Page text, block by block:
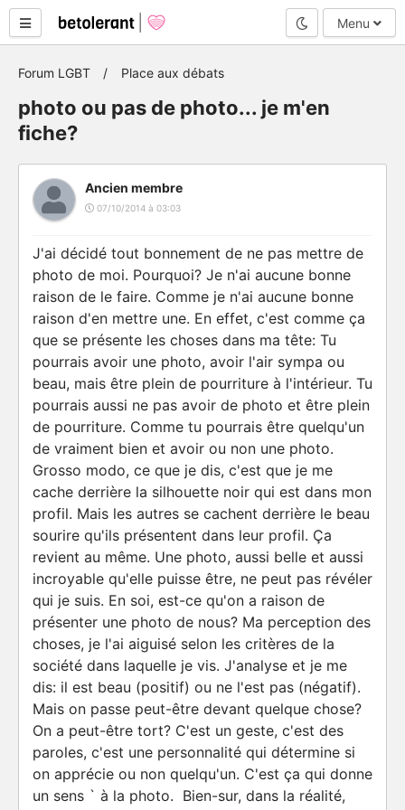
Mode nuit
Menu
Forum LGBT Place aux débats
photo ou pas de photo... je m'en
fiche?
Ancien membre
07/10/2014 à 03:03
J'ai décidé tout bonnement de ne pas mettre de
photo de moi. Pourquoi? Je n'ai aucune bonne
raison de le faire. Comme je n'ai aucune bonne
raison d'en mettre une. En effet, c'est comme ça
que se présente les choses dans ma tête: Tu
pourrais avoir une photo, avoir l'air sympa ou
beau, mais être plein de pourriture à l'intérieur. Tu
pourrais aussi ne pas avoir de photo et être plein
de pourriture. Comme tu pourrais être quelqu'un
de vraiment bien et avoir ou non une photo.
Grosso modo, ce que je dis, c'est que je me
cache derrière la silhouette noir qui est dans mon
profil. Mais les autres se cachent derrière le beau
sourire qu'ils présentent dans leur profil. Ça
revient au même. Une photo, aussi belle et aussi
incroyable qu'elle puisse être, ne peut pas révéler
qui je suis. En soi, est-ce qu'on a raison de
présenter une photo de nous? Ma perception des
choses, je l'ai aiguisé selon les critères de la
société dans laquelle je vis. J'analyse et je me
dis: il est beau (positif) ou ne l'est pas (négatif).
Mais on passe peut-être devant quelque chose?
On a peut-être tort? C'est un geste, c'est des
paroles, c'est une personnalité qui détermine si
on apprécie ou non quelqu'un. C'est ça qui donne
un sens ` à la photo. Bien-sur, dans la réalité,